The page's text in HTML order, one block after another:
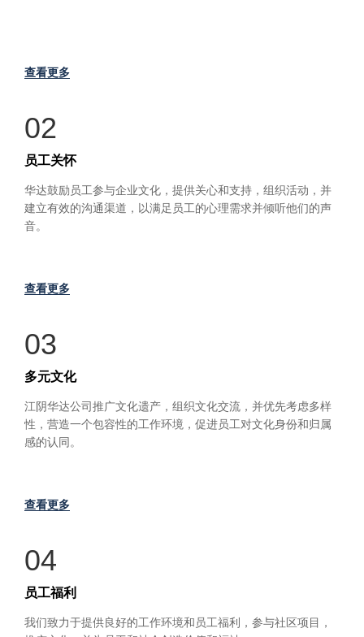
查看更多
02
员工关怀
华达鼓励员工参与企业文化，提供关心和支持，组织活动，并
建立有效的沟通渠道，以满足员工的心理需求并倾听他们的声
音。
查看更多
03
多元文化
江阴华达公司推广文化遗产，组织文化交流，并优先考虑多样
性，营造一个包容性的工作环境，促进员工对文化身份和归属
感的认同。
查看更多
04
员工福利
我们致力于提供良好的工作环境和员工福利，参与社区项目，